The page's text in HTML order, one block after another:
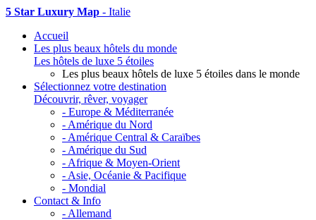
5 Star Luxury Map - Italie
Accueil
Les plus beaux hôtels du monde
Les hôtels de luxe 5 étoiles
Les plus beaux hôtels de luxe 5 étoiles dans le monde
Sélectionnez votre destination
Découvrir, rêver, voyager
- Europe & Méditerranée
- Amérique du Nord
- Amérique Central & Caraïbes
- Amérique du Sud
- Afrique & Moyen-Orient
- Asie, Océanie & Pacifique
- Mondial
Contact & Info
- Allemand